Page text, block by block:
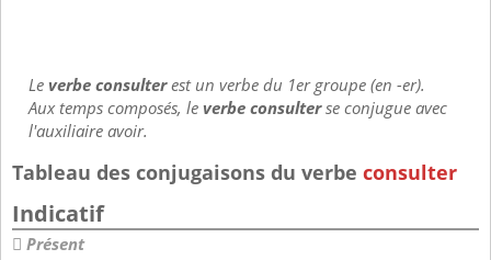
Leverbe consulterest un verbe du 1er groupe (en -er).
Aux temps composés, leverbe consulterse conjugue avec
l'auxiliaire avoir.
Tableau des conjugaisons du verbe consulter
Indicatif
Présent